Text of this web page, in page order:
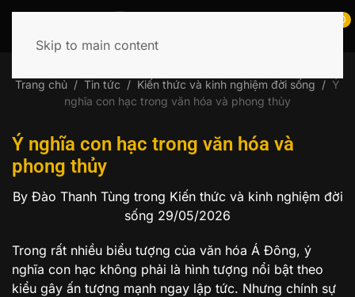
Skip to main content
Tìm
0
Trang chủ Tin tức Kiến thức và kinh nghiệm đời sống
Ý
nghĩa con hạc trong văn hóa và phong thủy
Ý nghĩa con hạc trong văn hóa và
phong thủy
By Đào Thanh Tùng trong Kiến thức và kinh nghiệm đời
sống 29/05/2026
Trong rất nhiều biểu tượng của văn hóa Á Đông, ý
nghĩa con hạc không phải là hình tượng nổi bật theo
kiểu gây ấn tượng mạnh ngay lập tức. Nhưng chính sự